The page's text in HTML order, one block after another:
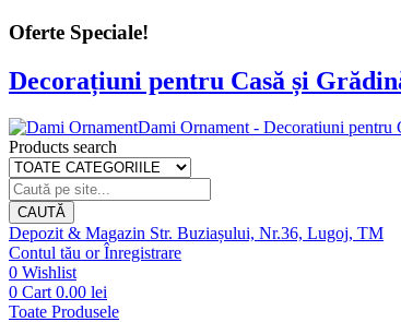
Oferte Speciale!
Decorațiuni pentru Casă și
Dami Ornament - Decoratiuni pentru
Products search
CAUTĂ
Depozit & Magazin Str. Buziașului, Nr.36, Lugoj, TM
Contul tău orÎnregistrare
0 Wishlist
0 Cart 0.00 lei
Toate Produsele